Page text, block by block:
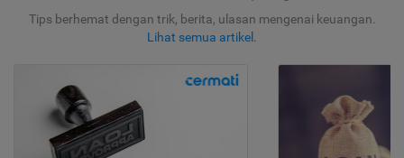
Tips berhemat dengan trik, berita, ulasan mengenai keuangan.
Lihat semua artikel .